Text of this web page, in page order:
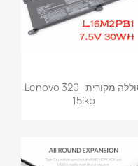
סוללה מקורית Lenovo 320-
15ikb